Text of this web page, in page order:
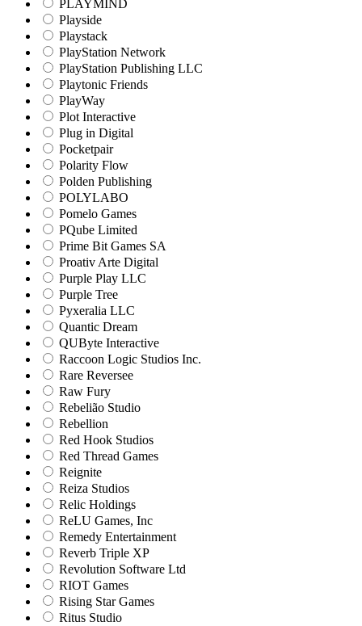
PLAYMIND
Playside
Playstack
PlayStation Network
PlayStation Publishing LLC
Playtonic Friends
PlayWay
Plot Interactive
Plug in Digital
Pocketpair
Polarity Flow
Polden Publishing
POLYLABO
Pomelo Games
PQube Limited
Prime Bit Games SA
Proativ Arte Digital
Purple Play LLC
Purple Tree
Pyxeralia LLC
Quantic Dream
QUByte Interactive
Raccoon Logic Studios Inc.
Rare Reversee
Raw Fury
Rebelião Studio
Rebellion
Red Hook Studios
Red Thread Games
Reignite
Reiza Studios
Relic Holdings
ReLU Games, Inc
Remedy Entertainment
Reverb Triple XP
Revolution Software Ltd
RIOT Games
Rising Star Games
Ritus Studio